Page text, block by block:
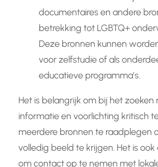
documentaires en andere
betrekking tot LGBTQ+
Deze bronnen kunnen
voor zelfstudie of als
educatieve programma’s.
Het is belangrijk om bij het zoeken
informatie en voorlichting kritisch
meerdere bronnen te raadplegen
volledig beeld te krijgen. Het is
om contact op te nemen met